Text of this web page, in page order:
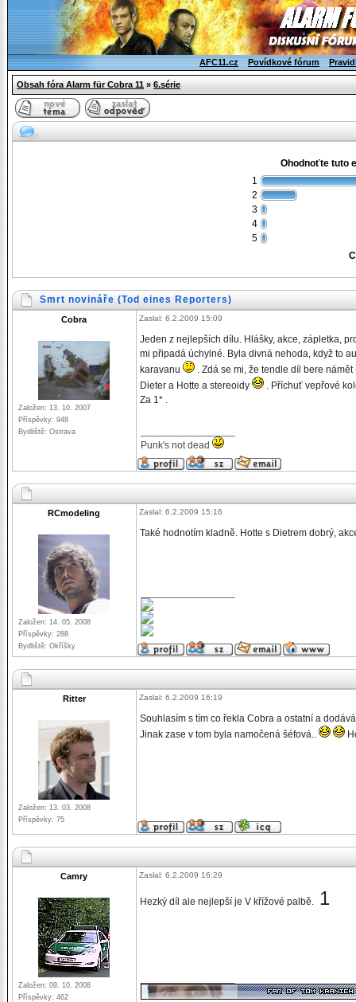
AFC11.cz Povídkové fórum
Obsah fóra Alarm für Cobra 11 » 6.série
Ohodnoťte tuto
1
2
3
4
5
Smrt novináře (Tod eines Reporters)
Cobra
Založen: 13. 10. 2007
Příspěvky: 948
Bydliště: Ostrava
Zaslal: 6.2.2009 15:09
Jeden z nejlepších dílu. Hlášky, akce, zápletka,
mi připadá úchylné. Byla divná nehoda, když to
karavanu
. Zdá se mi, že tendle díl bere
Dieter a Hotte a stereoidy
. Příchuť vepřové
Za 1* .
Punk's not dead
RCmodeling
Založen: 14. 05. 2008
Příspěvky: 288
Bydliště: Okříšky
Zaslal: 6.2.2009 15:16
Také hodnotím kladně. Hotte s Dietrem dobrý,
Ritter
Založen: 13. 03. 2008
Příspěvky: 75
Zaslal: 6.2.2009 16:19
Souhlasím s tím co řekla Cobra a ostatní a
Jinak zase v tom byla namočená šéfová..
Camry
Založen: 09. 10. 2008
Příspěvky: 462
Zaslal: 6.2.2009 16:29
Hezký díl ale nejlepší je V křížové palbě. 1